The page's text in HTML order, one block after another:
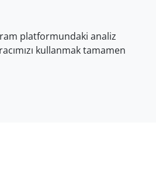
platformundaki analiz
kullanmak tamamen